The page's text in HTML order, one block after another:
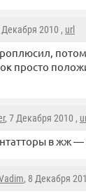
Декабря 2010 , url
просто
, 7 Декабря 2010 ,
в жж —
, 8 Декабря